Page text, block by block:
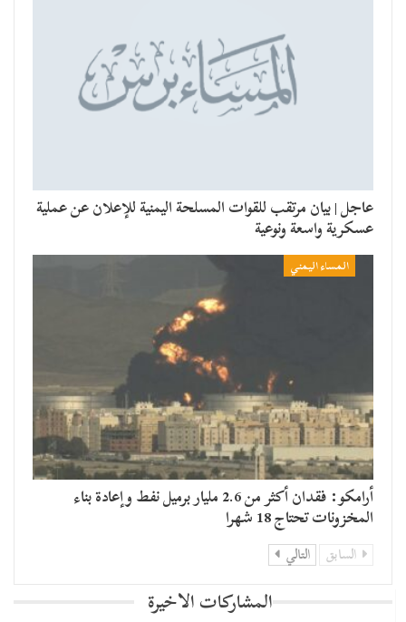
عاجل | بيان مرتقب للقوات المسلحة اليمنية للإعلان عن عملية
عسكرية واسعة ونوعية
المساء اليمني
أرامكو: فقدان أكثر من 2.6 مليار برميل نفط وإعادة بناء
المخزونات تحتاج 18 شهرا
السابق التالي
المشاركات الاخيرة